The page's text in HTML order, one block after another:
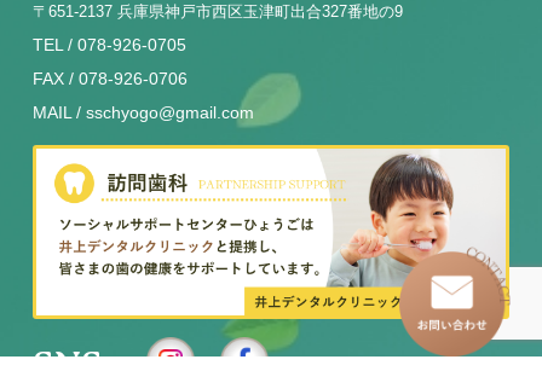
〒651-2137 兵庫県神戸市西区玉津町出合327番地の9
TEL / 078-926-0705
FAX / 078-926-0706
MAIL / sschyogo@gmail.com